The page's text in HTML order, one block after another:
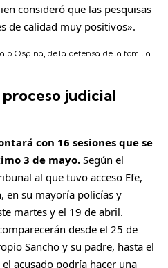
consideró que las pesquisas
de calidad muy positivos».
Ospina, de la defensa de la familia
proceso judicial
con 16 sesiones que se
3 de mayo. Según el
al que tuvo acceso Efe,
en su mayoría policías y
martes y el 19 de abril.
desde el 25 de
Sancho y su padre, hasta el
acusado podría hacer una